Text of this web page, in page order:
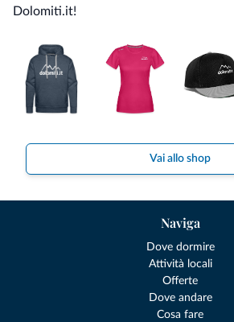
Dolomiti.it!
Vai allo shop
Naviga
Dove dormire
Attività locali
Offerte
Dove andare
Cosa fare